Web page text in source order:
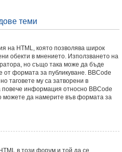
теми
на HTML, която позволява широк
обекти в мнението. Използването на
но също така може да бъде
от формата за публикуване. BBCode
таговете му са затворени в
повече информация относно BBCode
можете да намерите във формата за
в този форум и той да се